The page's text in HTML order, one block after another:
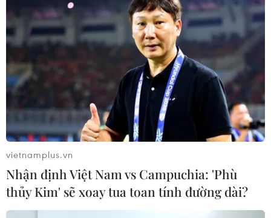
vietnamplus.vn
Nhận định Việt Nam vs Campuchia: 'Phù
thủy Kim' sẽ xoay tua toan tính đường dài?